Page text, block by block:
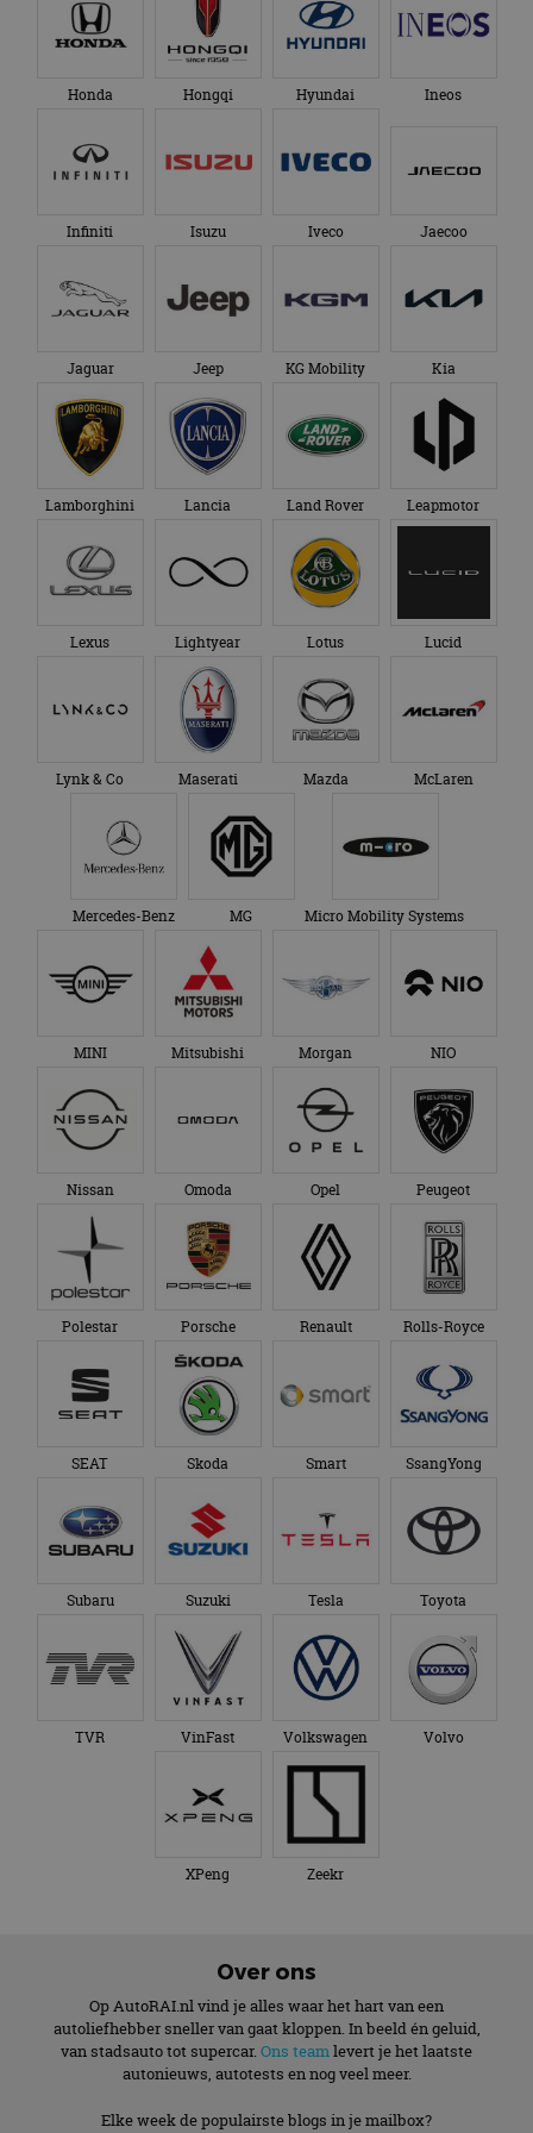
Honda Hongqi Hyundai Ineos
Infiniti Isuzu Iveco Jaecoo
Jaguar Jeep KG Mobility Kia
Lamborghini Lancia Land Rover Leapmotor
Lexus Lightyear Lotus Lucid
Lynk & Co Maserati Mazda McLaren
Mercedes-Benz MG Micro Mobility Systems
MINI Mitsubishi Morgan NIO
Nissan Omoda Opel Peugeot
Polestar Porsche Renault Rolls-Royce
SEAT Skoda Smart SsangYong
Subaru Suzuki Tesla Toyota
TVR VinFast Volkswagen Volvo
XPeng Zeekr
Over ons
Op AutoRAI.nl vind je alles waar het hart van een
autoliefhebber sneller van gaat kloppen. In beeld én geluid,
van stadsauto tot supercar. Ons teamlevert je het laatste
autonieuws, autotests en nog veel meer.
Elke week de populairste blogs in je mailbox?